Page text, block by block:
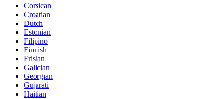
Corsican
Croatian
Dutch
Estonian
Filipino
Finnish
Frisian
Galician
Georgian
Gujarati
Haitian